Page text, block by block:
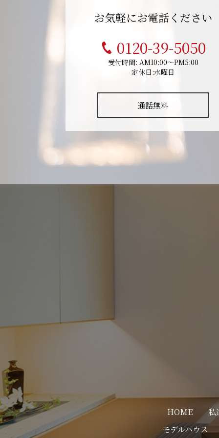
お気軽にお電話ください
0120-39-5050
受付時間: AM10:00～PM5:00
定休日:水曜日
通話無料
HOME
私
モデルハウス